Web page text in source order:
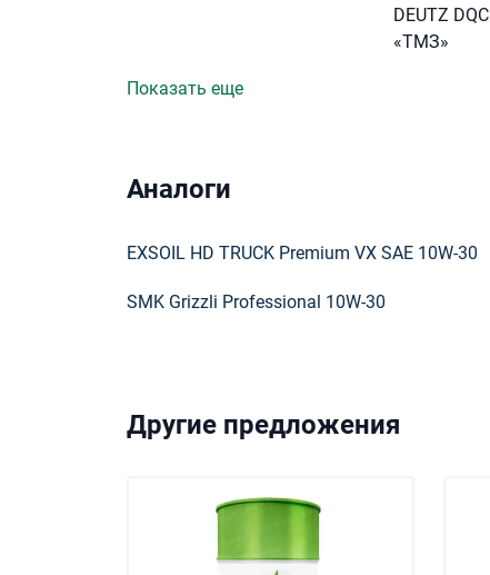
DEUTZ
«ТМЗ»
Показать еще
Аналоги
EXSOIL HD TRUCK Premium VX SAE 10W-30
SMK Grizzli Professional 10W-30
Другие предложения